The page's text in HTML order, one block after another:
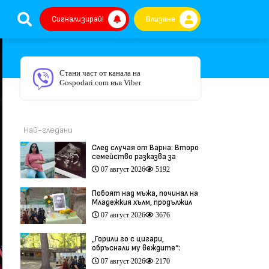
Сигнализирай! Влизане
Стани част от канала на
Gospodari.com във Viber
Най-гледани
След случая от Варна: Второ
семейство разказва за
трагедия след бременност
при същия лекар (видео)
07 август 2026 5192
Побоят над мъжа, починал на
Младежкия хълм, продължил
повече от час (видео)
07 август 2026 3676
„Горили го с цигари,
обръснали му веждите“:
Побойниците от Пловдив
остават в ареста (видео)
07 август 2026 2170